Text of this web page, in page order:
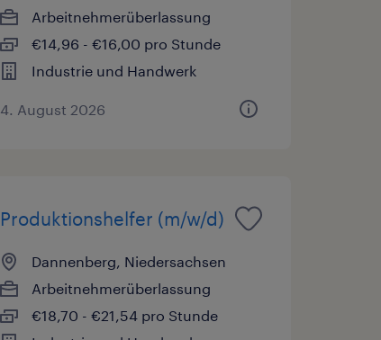
Arbeitnehmerüberlassung
€14,96 - €16,00 pro Stunde
Industrie und Handwerk
4. August 2026
Produktionshelfer (m/w/d)
Dannenberg, Niedersachsen
Arbeitnehmerüberlassung
€18,70 - €21,54 pro Stunde